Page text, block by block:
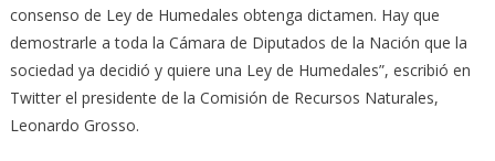
consenso de Ley de Humedales obtenga dictamen. Hay que
demostrarle a toda la Cámara de Diputados de la Nación que la
sociedad ya decidió y quiere una Ley de Humedales”, escribió en
Twitter el presidente de la Comisión de Recursos Naturales,
Leonardo Grosso.